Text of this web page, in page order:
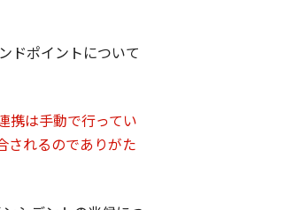
ドポイントについて
携は手動で行ってい
されるのでありがた